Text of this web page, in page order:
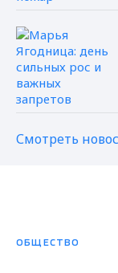
Смотреть
ОБЩЕСТВО